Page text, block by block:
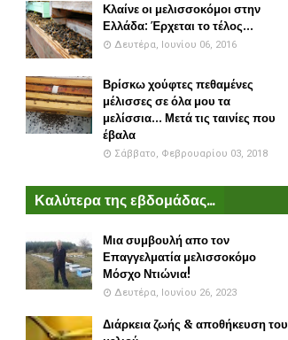
Κλαίνε οι μελισσοκόμοι στην
Ελλάδα: Έρχεται το τέλος...
Δευτέρα, Ιουνίου 06, 2016
Βρίσκω χούφτες πεθαμένες
μέλισσες σε όλα μου τα
μελίσσια... Μετά τις ταινίες που
έβαλα
Σάββατο, Φεβρουαρίου 03, 2018
Καλύτερα της εβδομάδας...
Μια συμβουλή απο τον
Επαγγελματία μελισσοκόμο
Μόσχο Ντιώνια!
Δευτέρα, Ιουνίου 26, 2023
Διάρκεια ζωής & αποθήκευση του